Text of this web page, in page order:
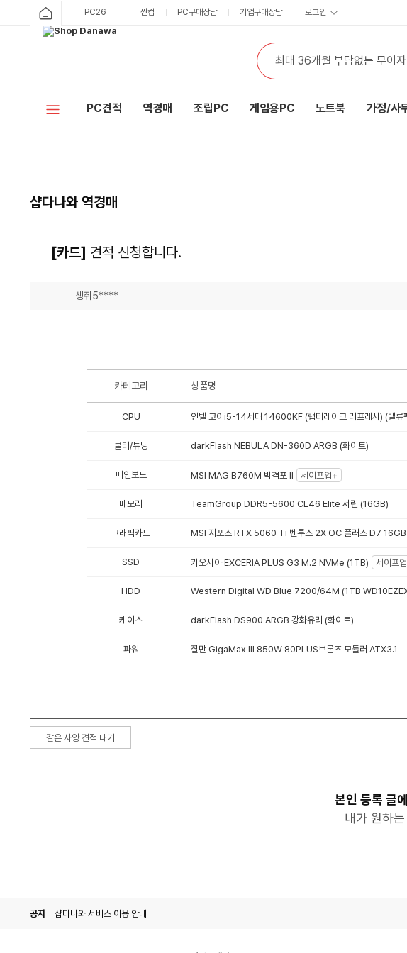
PC26 싼컴 PC구매상담 기업구매상담 로그인
PC견적 역경매 조립PC 게임용PC 노트북 가정/사
샵다나와 역경매
[카드] 견적 신청합니다.
생쥐5****
카테고리 상품명
CPU 인텔 코어i5-14세대 14600KF (랩터레이크 리프레시) (밸류
쿨러/튜닝 darkFlash NEBULA DN-360D ARGB (화이트)
메인보드 MSI MAG B760M 박격포 II 세이프업+
메모리 TeamGroup DDR5-5600 CL46 Elite 서린 (16GB)
그래픽카드 MSI 지포스 RTX 5060 Ti 벤투스 2X OC 플러스 D7 16GB
SSD 키오시아 EXCERIA PLUS G3 M.2 NVMe (1TB) 세이프
HDD Western Digital WD Blue 7200/64M (1TB
케이스 darkFlash DS900 ARGB 강화유리 (화이트)
파워 잘만 GigaMax III 850W 80PLUS브론즈 모듈러 ATX3.1
같은 사양 견적 내기
본인 등록 글
내가 원하
공지 샵다나와 서비스 이용 안내